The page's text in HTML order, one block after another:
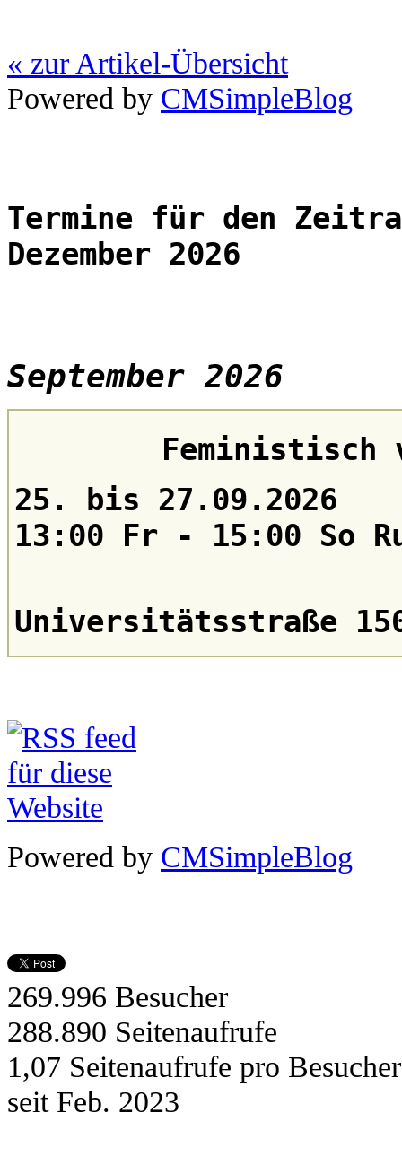
« zur Artikel-Übersicht
Powered by CMSimpleBlog
Termine für den
Dezember 2026
September 2026
Feministisch
25. bis 27.09.2026
13:00 Fr - 15:00 So
Universitätsstraße
Powered by CMSimpleBlog
269.996 Besucher
288.890 Seitenaufrufe
1,07 Seitenaufrufe pro Besucher
seit Feb. 2023